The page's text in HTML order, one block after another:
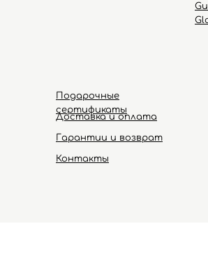
Подарочные
сертификаты
Доставка и оплата
Гарантии и возврат
Контакты